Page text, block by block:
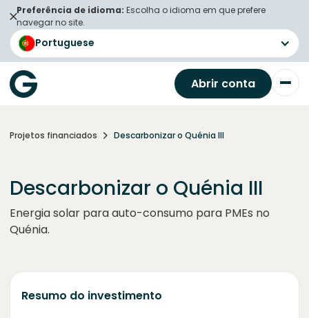
Preferência de idioma: Escolha o idioma em que prefere
navegar no site.
Portuguese
Abrir conta
Projetos financiados Descarbonizar o Quénia III
Descarbonizar o Quénia III
Energia solar para auto-consumo para PMEs no
Quénia.
Resumo do investimento